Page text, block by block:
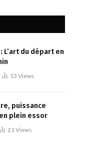
L’art du départ en
13 Views
puissance
plein essor
21Views